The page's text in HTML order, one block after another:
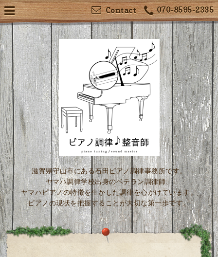
070-8595-2335
Contact
滋賀県守山市にある石田ピアノ調律事務所です。
ヤマハ調律学校出身のベテラン調律師、
ヤマハピアノの特徴を生かした調律を心がけています。
ピアノの現状を把握することが大切な第一歩です。